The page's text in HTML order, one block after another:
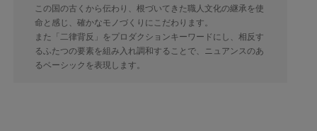
この国の古くから伝わり、根づいてきた職人文化の継承を使
命と感じ、確かなモノづくりにこだわります。
また「二律背反」をプロダクションキーワードにし、相反す
るふたつの要素を組み入れ調和することで、ニュアンスのあ
るベーシックを表現します。